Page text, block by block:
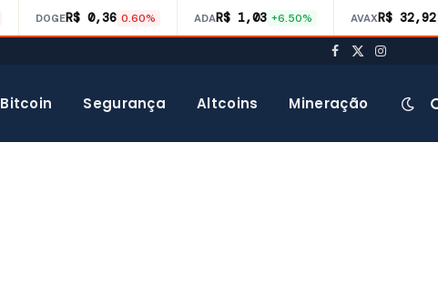
DOGER$ 0,36 0.60% ADAR$ 1,03 +6.50% AVAXR$ 32,92
Facebook
X
Bitcoin Segurança Altcoins Mineração